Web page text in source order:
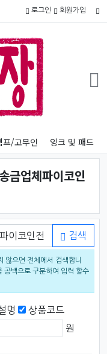
로그인 회원가입
프/고무인 잉크 및 패드
금업체파이코인
검색
않으면 전체에서 검색합니
공백으로 구분하여 입력 할수
명
상품코드
원